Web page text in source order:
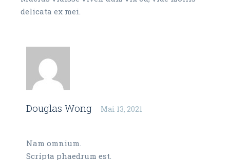
delicata ex mei.
Douglas Wong Mai 13, 2021
Nam omnium.
Scripta phaedrum est.